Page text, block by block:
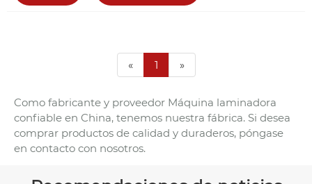
« 1 »
Como fabricante y proveedor Máquina laminadora
confiable en China, tenemos nuestra fábrica. Si desea
comprar productos de calidad y duraderos, póngase
en contacto con nosotros.